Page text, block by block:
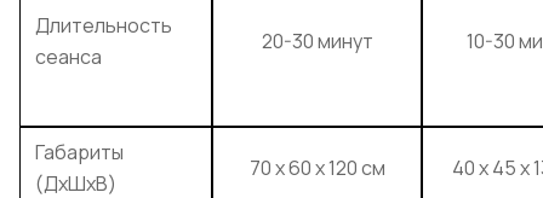
Длительность
сеанса
20-30 минут 10-30
Габариты
(ДхШхВ)
70 х 60 х 120 см 40 х 45 х